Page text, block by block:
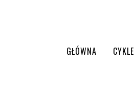
GŁÓWNA CYKLE